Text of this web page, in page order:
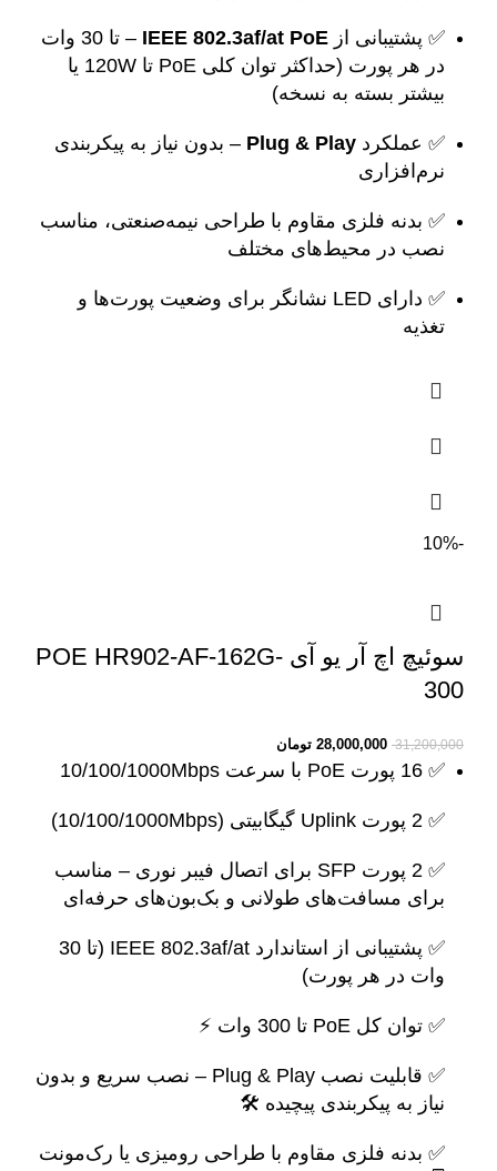
✅ پشتیبانی از IEEE 802.3af/at PoE
– تا 30 وات
در هر پورت (حداکثر توان کلی PoE تا 120W یا
بیشتر بسته به نسخه)
✅ عملکرد Plug & Play – بدون نیاز به پیکربندی
نرم‌افزاری
✅ بدنه فلزی مقاوم با طراحی نیمه‌صنعتی، مناسب
نصب در محیط‌های مختلف
✅ دارای LED نشانگر برای وضعیت پورت‌ها و
تغذیه
-10%
سوئیچ اچ آر یو آی POE HR902-AF-162G-
300
31,200,000
28,000,000 تومان
✅ 16 پورت PoE با سرعت 10/100/1000Mbps
✅ 2 پورت Uplink گیگابیتی (10/100/1000Mbps)
✅ 2 پورت SFP برای اتصال فیبر نوری – مناسب
برای مسافت‌های طولانی و بک‌بون‌های حرفه‌ای
✅ پشتیبانی از استاندارد IEEE 802.3af/at (تا 30
وات در هر پورت)
✅ توان کل PoE تا 300 وات ⚡
✅ قابلیت نصب Plug & Play – نصب سریع و بدون
نیاز به پیکربندی پیچیده 🛠️
✅ بدنه فلزی مقاوم با طراحی رومیزی یا رک‌مونت